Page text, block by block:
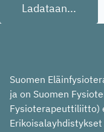
Ladataan...
Suomen
ja on Suomen
Fysioterapeuttiliitto)